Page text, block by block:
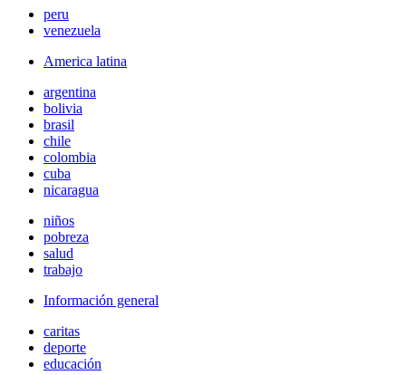
peru
venezuela
America latina
argentina
bolivia
brasil
chile
colombia
cuba
nicaragua
niños
pobreza
salud
trabajo
Información general
caritas
deporte
educación